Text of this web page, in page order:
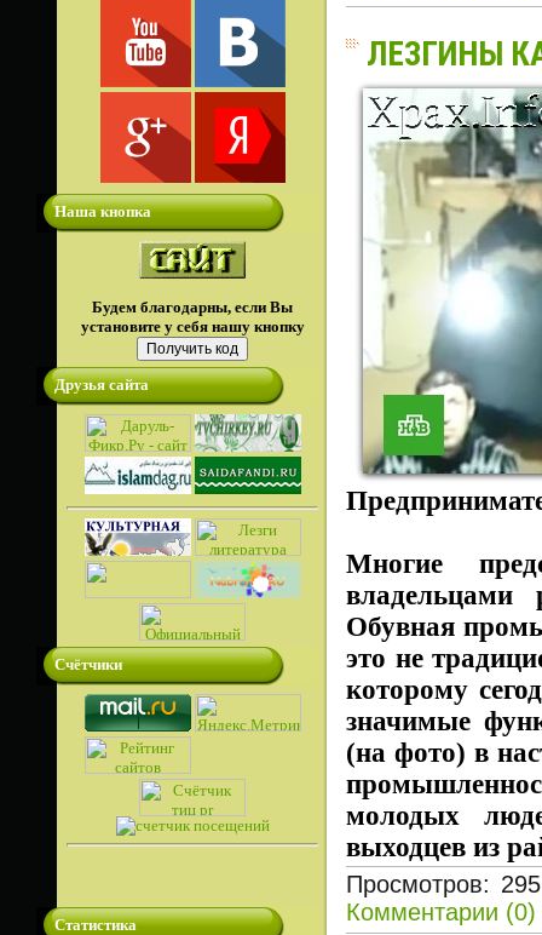
Наша кнопка
Будем благодарны, если Вы
установите у себя нашу кнопку
Друзья сайта
Счётчики
Статистика
ЛЕЗГИНЫ
Многие
владельцами
Обувная
это не
которому
значимые
(на фото) в
молодых
выходцев из
Просмотров:
Комментарии (0)